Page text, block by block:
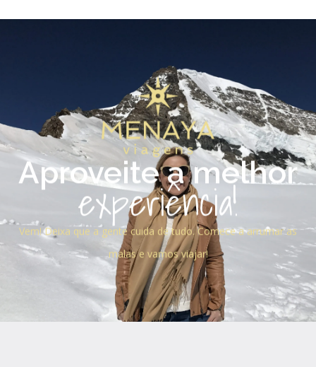
Aproveite a melhor
experiência!
Vem! Deixa que a gente cuida de tudo. Comece a arrumar as
malas e vamos viajar!